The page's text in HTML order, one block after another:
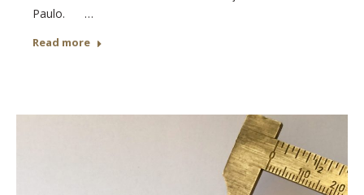
Paulo. …
Read more